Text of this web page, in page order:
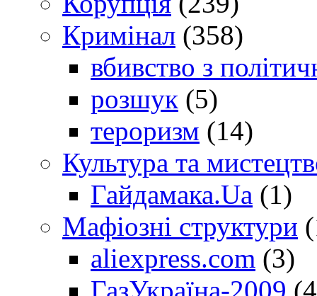
Кримінал (358)
вбивство з
розшук (5)
тероризм (14)
Культура та
Гайдамака.Ua (1)
Мафіозні структури
aliexpress.com (3)
ГазУкраїна-2009